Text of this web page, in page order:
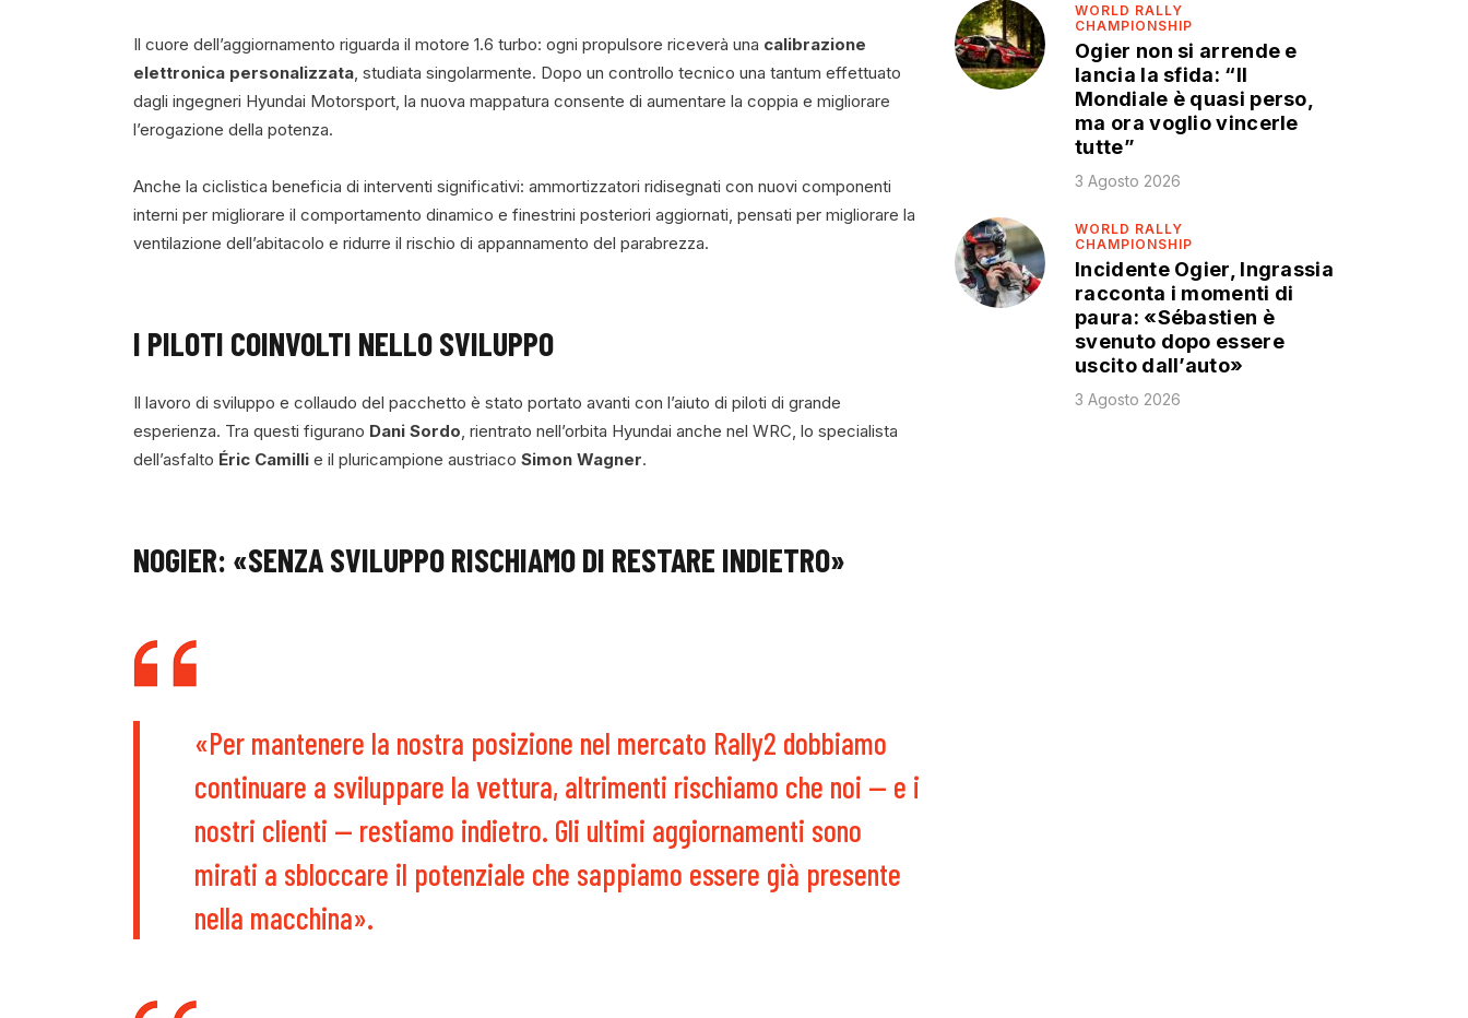
Il cuore dell’aggiornamento riguarda il motore 1.6 turbo: ogni propulsore riceverà una calibrazione
elettronica personalizzata, studiata singolarmente. Dopo un controllo tecnico una tantum effettuato
dagli ingegneri Hyundai Motorsport, la nuova mappatura consente di aumentare la coppia e migliorare
l’erogazione della potenza.
Anche la ciclistica beneficia di interventi significativi: ammortizzatori ridisegnati con nuovi componenti
interni per migliorare il comportamento dinamico e finestrini posteriori aggiornati, pensati per migliorare la
ventilazione dell’abitacolo e ridurre il rischio di appannamento del parabrezza.
I PILOTI COINVOLTI NELLO SVILUPPO
Il lavoro di sviluppo e collaudo del pacchetto è stato portato avanti con l’aiuto di piloti di grande
esperienza. Tra questi figurano Dani Sordo, rientrato nell’orbita Hyundai anche nel WRC, lo specialista
dell’asfalto Éric Camilli e il pluricampione austriaco Simon Wagner.
NOGIER: «SENZA SVILUPPO RISCHIAMO DI RESTARE INDIETRO»
«Per mantenere la nostra posizione nel mercato Rally2 dobbiamo
continuare a sviluppare la vettura, altrimenti rischiamo che noi — e i
nostri clienti — restiamo indietro. Gli ultimi aggiornamenti sono
mirati a sbloccare il potenziale che sappiamo essere già presente
nella macchina».
WORLD RALLY
CHAMPIONSHIP
Ogier non si arrende e
lancia la sfida: “Il
Mondiale è quasi perso,
ma ora voglio vincerle
tutte”
3 Agosto 2026
WORLD RALLY
CHAMPIONSHIP
Incidente Ogier, Ingrassia
racconta i momenti di
paura: «Sébastien è
svenuto dopo essere
uscito dall’auto»
3 Agosto 2026